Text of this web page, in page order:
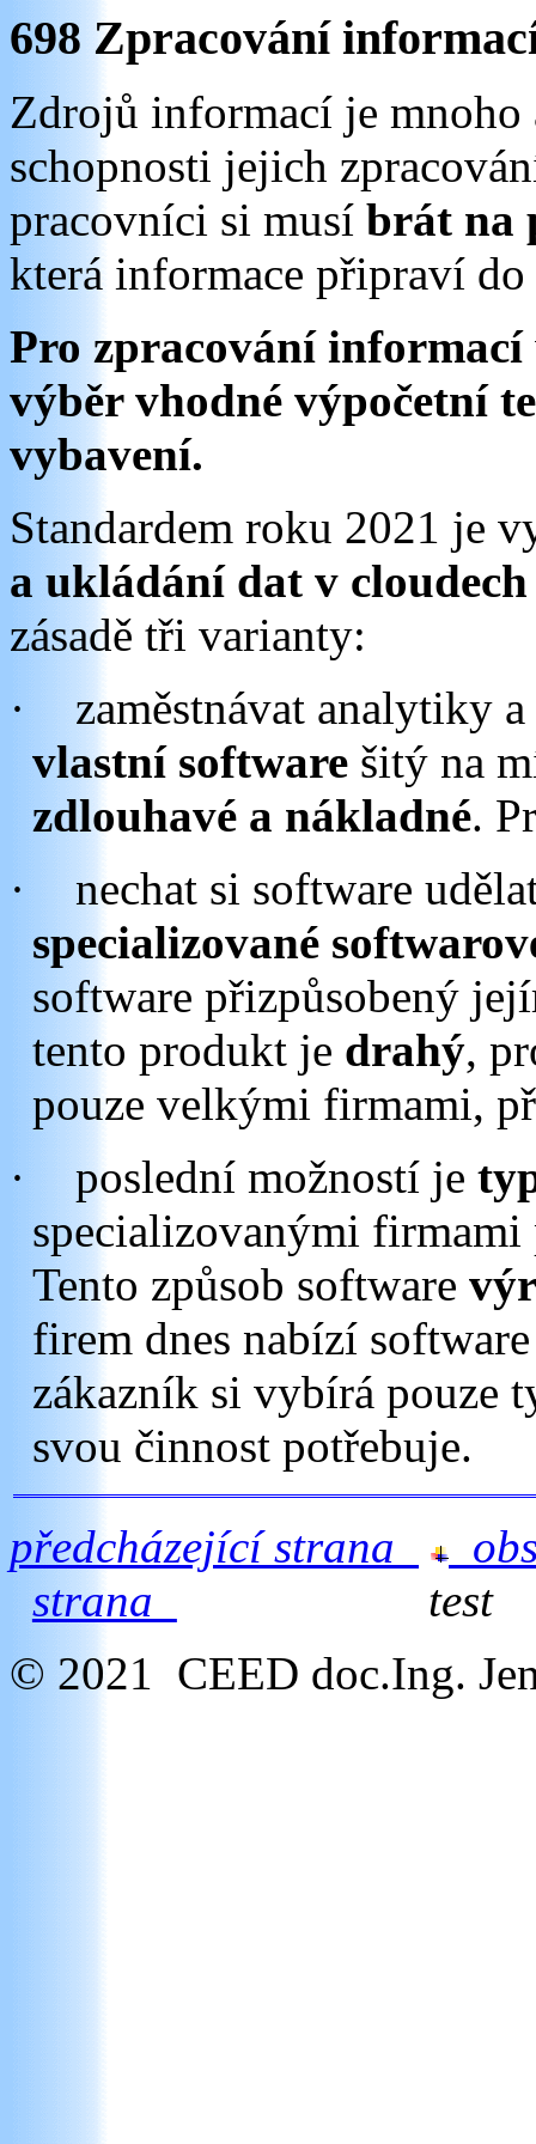
698 Zpracování
Zdrojů informací je mnoho
schopnosti jejich
pracovníci si musí brát na
která informace připraví
Pro zpracování informací
výběr vhodné výpočetní
vybavení.
Standardem roku 2021 je
a ukládání dat v cloudech
zásadě tři varianty:
·
zaměstnávat analytiky
vlastní softwarešitý na
zdlouhavé a nákladné.
·
nechat si software
specializované
software přizpůsobený
tento produkt je drahý,
pouze velkými firmami,
·
poslední možností je
specializovanými
Tento způsob software
firem dnes nabízí
zákazník si vybírá pouze
svou činnost potřebuje.
předcházející strana
strana
test
© 2021 CEED doc.Ing.